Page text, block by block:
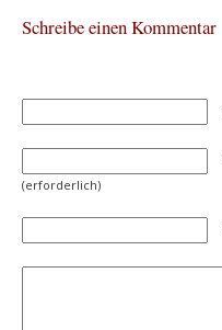
Schreibe einen Kommentar
(erforderlich)